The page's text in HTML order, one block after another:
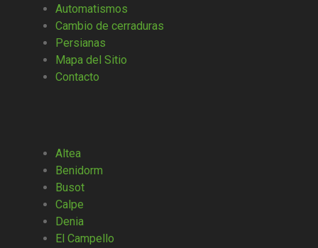
Automatismos
Cambio de cerraduras
Persianas
Mapa del Sitio
Contacto
Altea
Benidorm
Busot
Calpe
Denia
El Campello